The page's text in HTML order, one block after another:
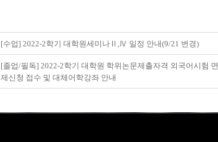
[수업] 2022-2학기 대학원세미나Ⅱ,Ⅳ 일정 안내(9/21 변경)
[졸업/필독] 2022-2학기 대학원 학위논문제출자격 외국어시험 면
제신청 접수 및 대체어학강좌 안내